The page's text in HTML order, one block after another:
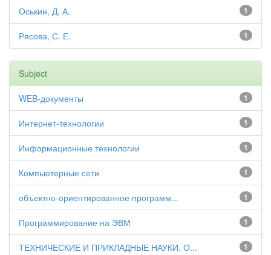
1
Оськин, Д. А.
1
Рясова, С. Е.
Subject
1
WEB-документы
1
Интернет-технологии
1
Информационные технологии
1
Компьютерные сети
1
объектно-ориентированное программ...
1
Программирование на ЭВМ
1
ТЕХНИЧЕСКИЕ И ПРИКЛАДНЫЕ НАУКИ. О...